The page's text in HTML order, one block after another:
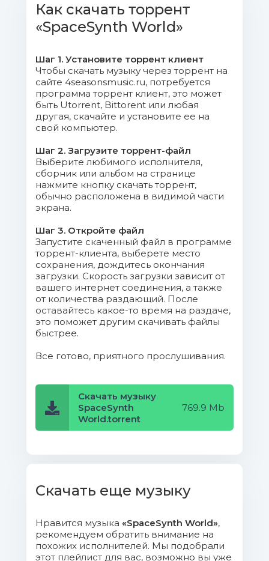
(14.42 Mb)
05. Black Hole - End Of
06. Cat's Disco Lab - Cyber
Laboratorium.mp3 (16.01 Mb)
07. Cosmotech - Echoes Of The
08. Cyber Space - Danger From
Space.mp3 (13.3 Mb)
10. Cyreon - Starfall.mp3 (12.83 Mb)
11. Dean Corporation - App Me
(Italo Instrumental Mix).mp3 (13.05 Mb)
12. Digital Dragons - Factory Of
Dreams.mp3 (10.55 Mb)
13. Ergrover - Viper.mp3 (15.74 Mb)
14. Extragalactic - Turn Of The
Century.mp3 (12.55 Mb)
15. Future Beat Alliance - Machines
(11.7 Mb)
Kid.mp3 (9.78 Mb)
18. Grobians - Alien Invasion.mp3
Как скачать торрент
«SpaceSynth World»
Шаг 1. Установите торрент клиент
Чтобы скачать музыку через торрент на
сайте 4seasonsmusic.ru, потребуется
программа торрент клиент, это может
быть Utorrent, Bittorent или любая
другая, скачайте и установите ее на
свой компьютер.
Шаг 2. Загрузите торрент-файл
Выберите любимого исполнителя,
сборник или альбом на странице
нажмите кнопку скачать торрент,
обычно расположена в видимой части
экрана.
Шаг 3. Откройте файл
Запустите скаченный файл в программе
торрент-клиента, выберете место
сохранения, дождитесь окончания
загрузки. Скорость загрузки зависит от
вашего интернет соединения, а также
от количества раздающий. После
оставайтесь какое-то время на раздаче,
это поможет другим скачивать файлы
быстрее.
Все готово, приятного прослушивания.
Скачать музыку
SpaceSynth
World.torrent
769.9 Mb
Скачать еще музыку
Нравится музыка «SpaceSynth World»,
рекомендуем обратить внимание на
похожих исполнителей. Мы подобрали
этот плейлист для вас, возможно вы уже